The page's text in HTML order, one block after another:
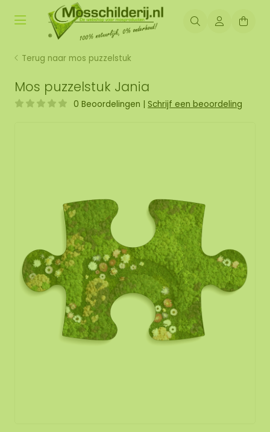
Terug naar mos puzzelstuk
Mos puzzelstuk Jania
0 Beoordelingen | Schrijf een beoordeling